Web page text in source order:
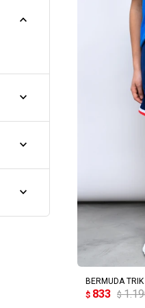
BERMUDA
$ 833 $